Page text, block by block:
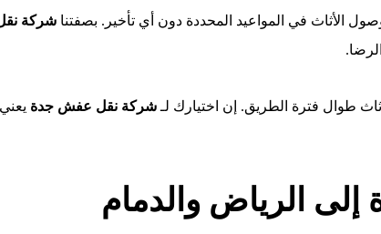
الأثاث في المواعيد المحددة دون أي تأخير. بصفتناشركة
طوال فترة الطريق. إن اختيارك لـشركة نقل عفش جدة
الرياض والدمام